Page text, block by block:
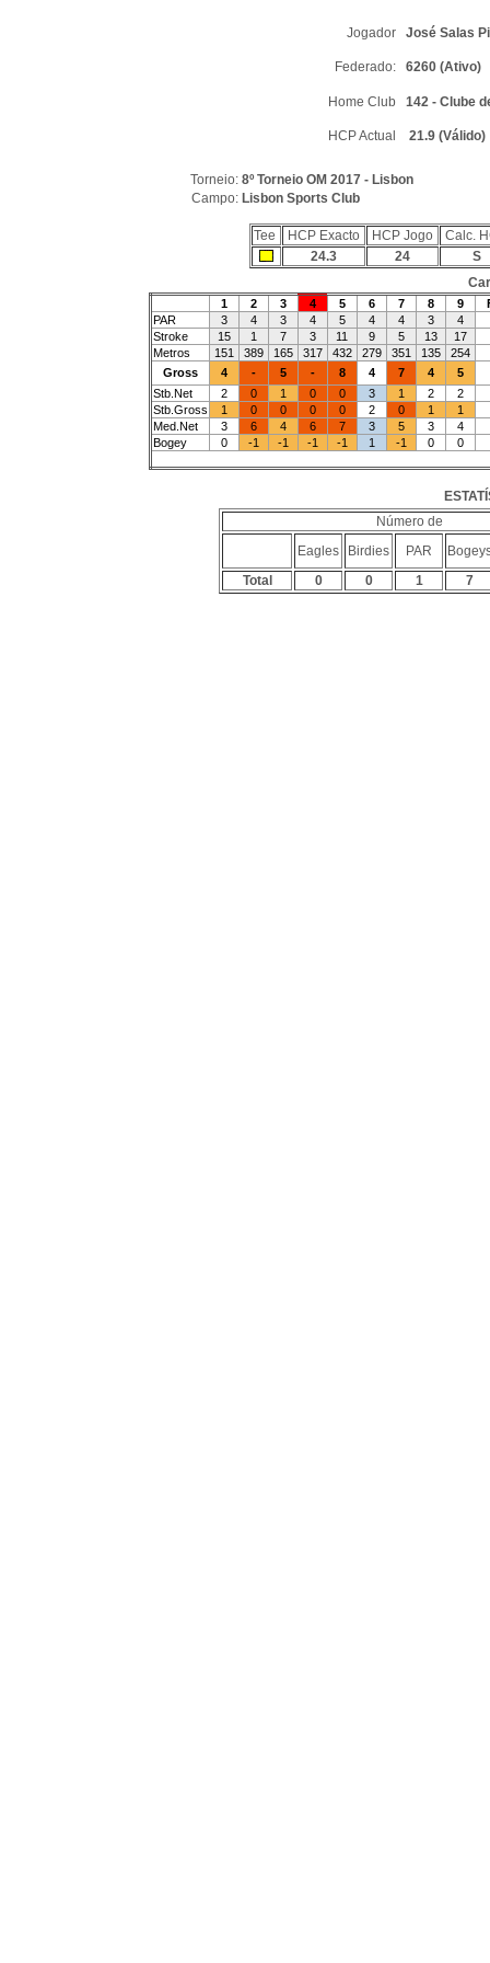
Jogador José Salas
Federado: 6260 (Ativo)
Home Club 142 - Clube
HCP Actual 21.9 (Válido)
Torneio: 8º Torneio OM 2017 - Lisbon
Campo: Lisbon Sports Club
Tee HCP Exacto HCP Jogo
Calc.
24.3
24
S
1 2 3 4 5 6 7 8 9
PAR
3 4 3 4 5 4 4 3
4
Stroke
15 1 7 3 11 9 5 13
17
Metros
151 389 165 317 432 279 351 135 254
Gross
4 - 5 - 8 4 7 4
5
Stb.Net
2 0 1 0 0 3 1 2
2
Stb.Gross
1 0 0 0 0 2 0 1
1
Med.Net
3 6 4 6 7 3 5 3
4
Bogey
0 -1 -1 -1 -1 1 -1 0 0
Número de
Eagles
Birdies PAR
Total
0 0 1 7